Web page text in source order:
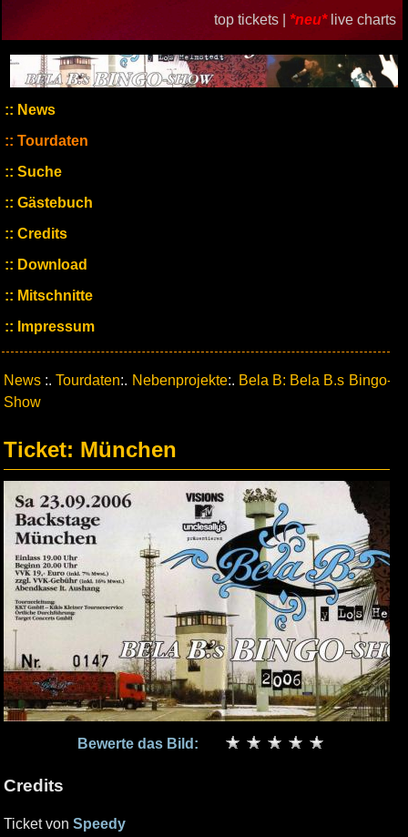
top tickets | *neu* live charts
News
Tourdaten
Suche
Gästebuch
Credits
Download
Mitschnitte
Impressum
News :.Tourdaten:. Nebenprojekte:. Bela B: Bela B.s Bingo-
Show
Ticket: München
Bewerte das Bild:
Credits
Ticket von Speedy